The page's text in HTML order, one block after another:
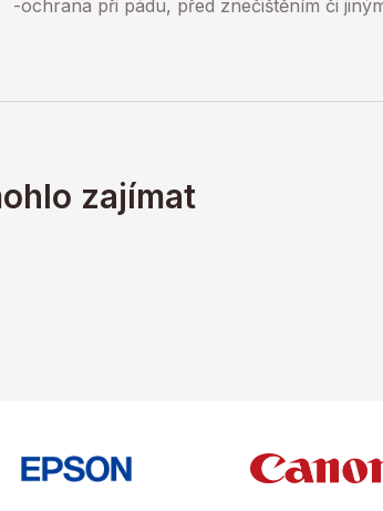
-ochrana při pádu, před znečištěním či
zajímat